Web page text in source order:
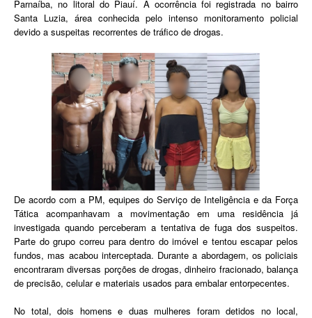
Parnaíba, no litoral do Piauí. A ocorrência foi registrada no bairro
Santa Luzia, área conhecida pelo intenso monitoramento policial
devido a suspeitas recorrentes de tráfico de drogas.
De acordo com a PM, equipes do Serviço de Inteligência e da Força
Tática acompanhavam a movimentação em uma residência já
investigada quando perceberam a tentativa de fuga dos suspeitos.
Parte do grupo correu para dentro do imóvel e tentou escapar pelos
fundos, mas acabou interceptada. Durante a abordagem, os policiais
encontraram diversas porções de drogas, dinheiro fracionado, balança
de precisão, celular e materiais usados para embalar entorpecentes.
No total, dois homens e duas mulheres foram detidos no local,